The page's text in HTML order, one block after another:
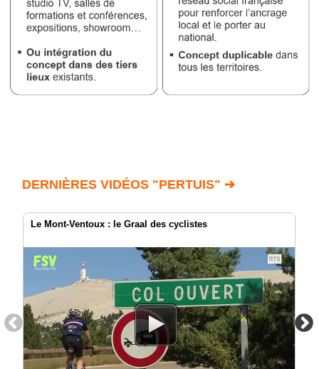
DERNIÈRES VIDÉOS "PERTUIS" ➔
Le Mont-Ventoux : le Graal des cyclistes